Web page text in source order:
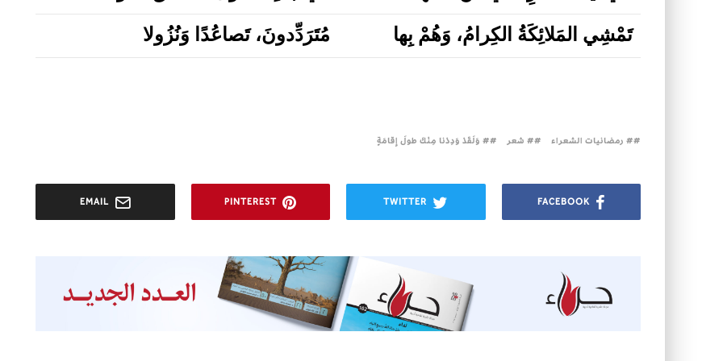
تَمْشِي المَلائِكَةُ الكِرامُ، وَهُمْ بِها مُتَرَدِّدونَ، تَصاعُدًا وَنُزُولا
# رمضانيات الشعراء # شعر # وَلَقَدْ وَدِدْنا مِنْكَ طولَ إِقامَةٍ
FACEBOOK
TWITTER
PINTEREST
EMAIL